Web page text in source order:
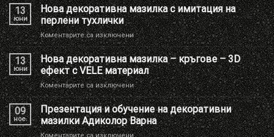
брандиране
на
Шоу
РУМ
Адиколор
13
юни
Нова декоративна мазилка с имитация на
перлени тухлички
Коментарите са изключениза
Нова
декоративна
мазилка
с
имитация
на
перлени
тухлички
13
юни
Нова декоративна мазилка – кръгове – 3D
ефект с VELE материал
Коментарите са изключениза
Нова
декоративна
мазилка
–
09
ное.
Презентация и обучение на декоративни
мазилки Адиколор Варна
Коментарите са изключениза